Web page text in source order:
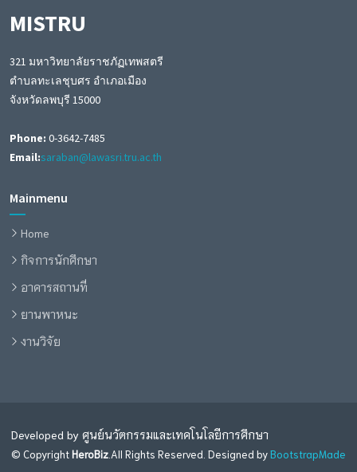
MISTRU
321 มหาวิทยาลัยราชภัฏเทพสตรี
ตำบลทะเลชุบศร อำเภอเมือง
จังหวัดลพบุรี 15000
Phone: 0-3642-7485
Email:saraban@lawasri.tru.ac.th
Mainmenu
Home
กิจการนักศึกษา
อาคารสถานที่
ยานพาหนะ
งานวิจัย
Developed by ศูนย์นวัตกรรมและเทคโนโลยีการศึกษา
© CopyrightHeroBiz .All Rights Reserved. Designed byBootstrapMade